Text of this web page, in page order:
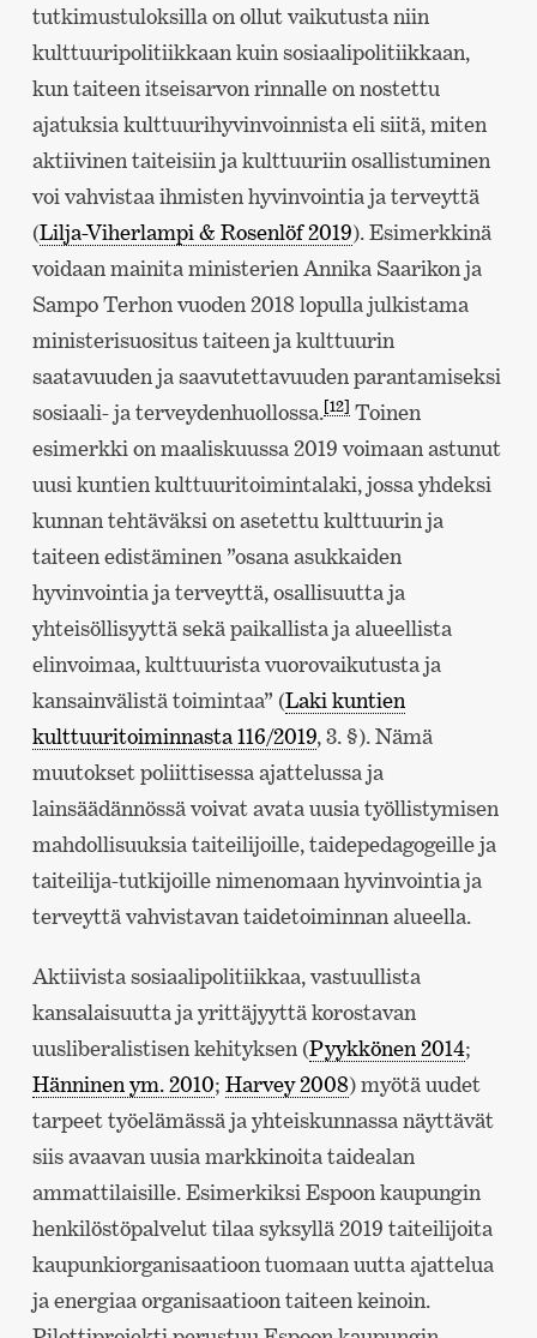
tutkimustuloksilla on ollut vaikutusta niin
kulttuuripolitiikkaan kuin sosiaalipolitiikkaan,
kun taiteen itseisarvon rinnalle on nostettu
ajatuksia kulttuurihyvinvoinnista eli siitä, miten
aktiivinen taiteisiin ja kulttuuriin osallistuminen
voi vahvistaa ihmisten hyvinvointia ja terveyttä
(Lilja-Viherlampi & Rosenlöf 2019). Esimerkkinä
voidaan mainita ministerien Annika Saarikon ja
Sampo Terhon vuoden 2018 lopulla julkistama
ministerisuositus taiteen ja kulttuurin
saatavuuden ja saavutettavuuden parantamiseksi
sosiaali- ja terveydenhuollossa.[12]Toinen
esimerkki on maaliskuussa 2019 voimaan astunut
uusi kuntien kulttuuritoimintalaki, jossa yhdeksi
kunnan tehtäväksi on asetettu kulttuurin ja
taiteen edistäminen ”osana asukkaiden
hyvinvointia ja terveyttä, osallisuutta ja
yhteisöllisyyttä sekä paikallista ja alueellista
elinvoimaa, kulttuurista vuorovaikutusta ja
kansainvälistä toimintaa” (Laki kuntien
kulttuuritoiminnasta 116/2019, 3. §). Nämä
muutokset poliittisessa ajattelussa ja
lainsäädännössä voivat avata uusia työllistymisen
mahdollisuuksia taiteilijoille, taidepedagogeille ja
taiteilija-tutkijoille nimenomaan hyvinvointia ja
terveyttä vahvistavan taidetoiminnan alueella.
Aktiivista sosiaalipolitiikkaa, vastuullista
kansalaisuutta ja yrittäjyyttä korostavan
uusliberalistisen kehityksen (Pyykkönen 2014;
Hänninen ym. 2010; Harvey 2008) myötä uudet
tarpeet työelämässä ja yhteiskunnassa näyttävät
siis avaavan uusia markkinoita taidealan
ammattilaisille. Esimerkiksi Espoon kaupungin
henkilöstöpalvelut tilaa syksyllä 2019 taiteilijoita
kaupunkiorganisaatioon tuomaan uutta ajattelua
ja energiaa organisaatioon taiteen keinoin.